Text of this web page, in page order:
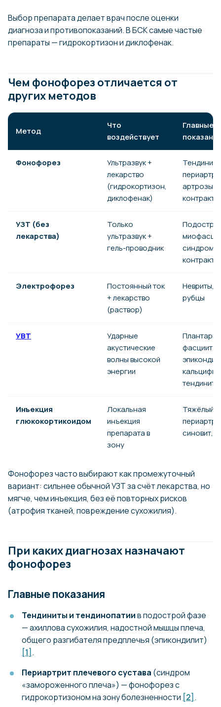
Выбор препарата делает врач после оценки
диагноза и противопоказаний. В БСК самые частые
препараты — гидрокортизон и диклофенак.
Чем фонофорез отличается от
других методов
Метод
Что
воздействует
Главные
Фонофорез
Ультразвук +
лекарство
(гидрокортизон,
диклофенак)
артрозы,
УЗТ (без
лекарства)
Только
ультразвук +
гель-проводник
синдром,
Электрофорез
Постоянный ток
+ лекарство
(раствор)
Невриты,
рубцы
УВТ
Ударные
акустические
волны высокой
энергии
фасциит,
тендинит
Инъекция
глюкокортикоидом
Локальная
инъекция
препарата в
зону
Тяжёлый
синовит,
Фонофорез часто выбирают как промежуточный
вариант: сильнее обычной УЗТ за счёт лекарства, но
мягче, чем инъекция, без её повторных рисков
(атрофия тканей, повреждение сухожилия).
При каких диагнозах назначают
фонофорез
Главные показания
Тендиниты и тендинопатиив подострой фазе
— ахиллова сухожилия, надостной мышцы плеча,
общего разгибателя предплечья (эпикондилит)
[1] .
Периартрит плечевого сустава (синдром
«замороженного плеча») — фонофорез с
гидрокортизоном на зону болезненности [2] .